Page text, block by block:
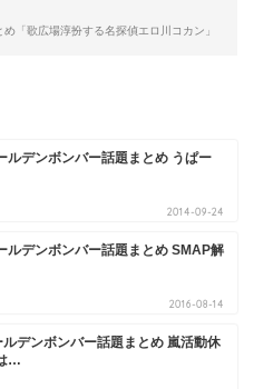
「歌広場淳扮する名探偵エロ川コカン」
ルデンボンバー話題まとめ うぱー
2014-09-24
ルデンボンバー話題まとめ SMAP解
2016-08-14
デンボンバー話題まとめ 嵐活動休
…